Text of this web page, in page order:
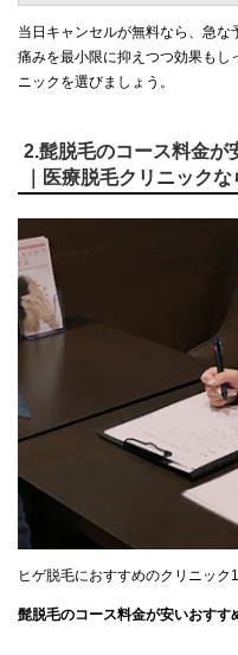
当日キャンセルが無料なら、急な
痛みを最小限に抑えつつ効果もし
ニックを選びましょう。
2.髭脱毛のコース料金が
｜医療脱毛クリニック
ヒゲ脱毛におすすめのクリニック
髭脱毛のコース料金が安いおすす